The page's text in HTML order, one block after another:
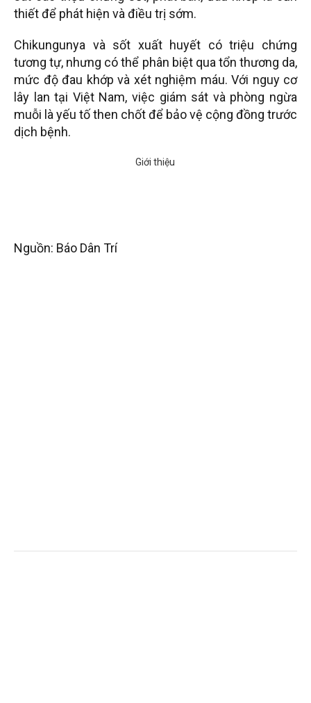
thiết để phát hiện và điều trị sớm.
Chikungunya và sốt xuất huyết có triệu chứng
tương tự, nhưng có thể phân biệt qua tổn thương da,
mức độ đau khớp và xét nghiệm máu. Với nguy cơ
lây lan tại Việt Nam, việc giám sát và phòng ngừa
muỗi là yếu tố then chốt để bảo vệ cộng đồng trước
dịch bệnh.
Nguồn: Báo Dân Trí